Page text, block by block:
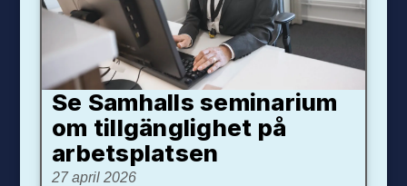
Se Samhalls seminarium
om tillgänglighet på
arbetsplatsen
27 april 2026